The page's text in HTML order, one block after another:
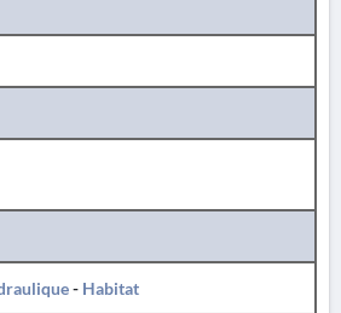
- Habitat